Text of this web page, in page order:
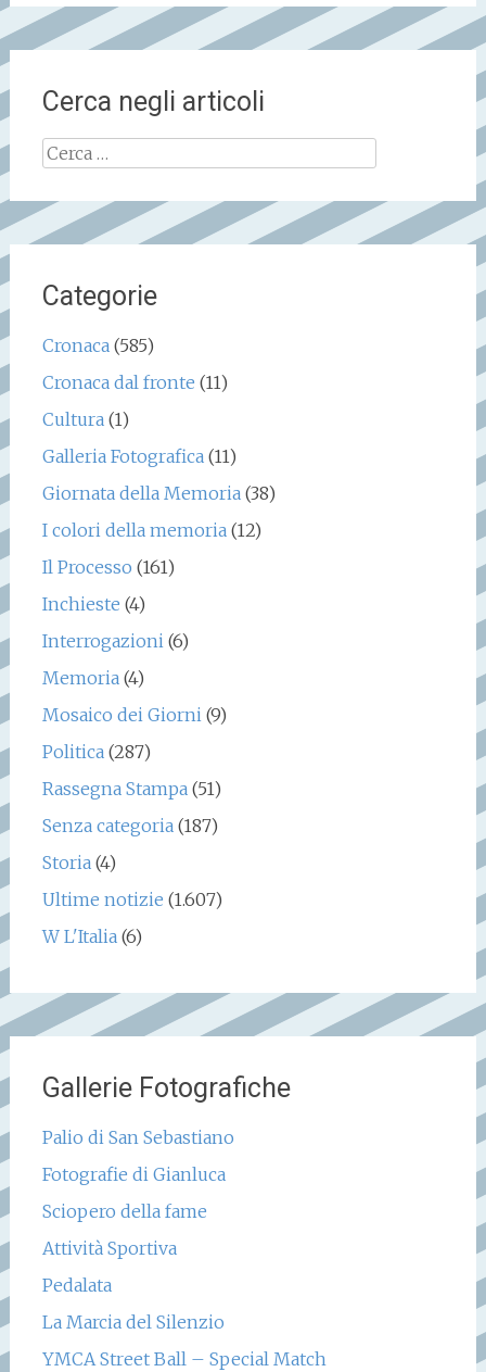
Cerca negli articoli
Ricerca
Categorie
Cronaca(585)
Cronaca dal fronte (11)
Cultura(1)
Galleria Fotografica(11)
Giornata della Memoria(38)
I colori della memoria(12)
Il Processo (161)
Inchieste (4)
Interrogazioni(6)
Memoria(4)
Mosaico dei Giorni(9)
Politica(287)
Rassegna Stampa(51)
Senza categoria(187)
Storia(4)
Ultime notizie (1.607)
W L'Italia(6)
Gallerie Fotografiche
Palio di San Sebastiano
Fotografie di Gianluca
Sciopero della fame
Attività Sportiva
Pedalata
La Marcia del Silenzio
YMCA Street Ball – Special Match